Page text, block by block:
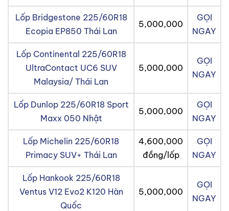
Lốp Bridgestone 225/60R18
Ecopia EP850 Thái Lan
5,000,000
GỌI
NGAY
Lốp Continental 225/60R18
UltraContact UC6 SUV
Malaysia/ Thái Lan
5,000,000
GỌI
NGAY
Lốp Dunlop 225/60R18 Sport
Maxx 050 Nhật
5,000,000
GỌI
NGAY
Lốp Michelin 225/60R18
Primacy SUV+ Thái Lan
4,600,000
đồng/lốp
GỌI
NGAY
Lốp Hankook 225/60R18
Ventus V12 Evo2 K120 Hàn
Quốc
5,000,000
GỌI
NGAY